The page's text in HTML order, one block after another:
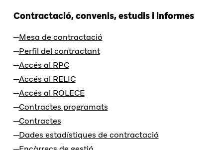
Contractació, convenis, estudis i informes
Mesa de contractació
Perfil del contractant
Accés al RPC
Accés al RELIC
Accés al ROLECE
Contractes programats
Contractes
Dades estadístiques de contractació